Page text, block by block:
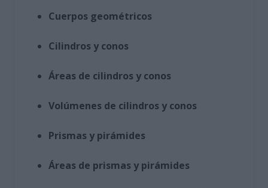
Cuerpos geométricos
Cilindros y conos
Áreas de cilindros y conos
Volúmenes de cilindros y conos
Prismas y pirámides
Áreas de prismas y pirámides